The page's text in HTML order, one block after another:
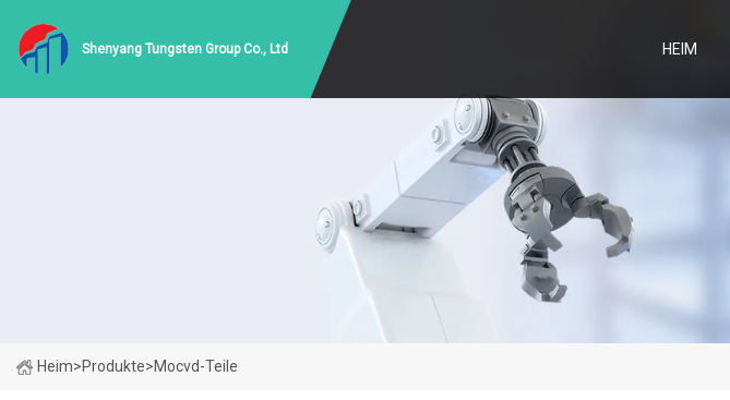
Shenyang Tungsten Group Co., Ltd HEIM
Heim>Produkte>Mocvd-Teile